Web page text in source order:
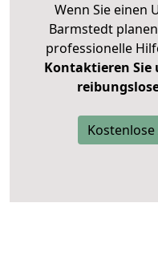
Wenn Sie einen
Barmstedt
professionelle
Kontaktieren Sie